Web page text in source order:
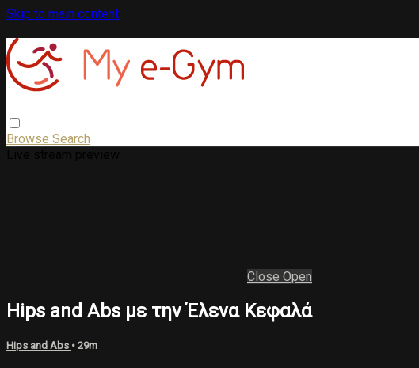
Skip to main content
Browse Search
Close Open
Hips and Abs με την Έλενα Κεφαλά
Hips and Abs • 29m